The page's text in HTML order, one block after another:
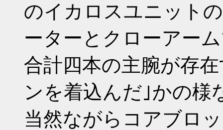
のイカロスユニット
ーターとクローアー
合計四本の主腕が存
ンを着込んだ｣かの様
当然ながらコアブロ